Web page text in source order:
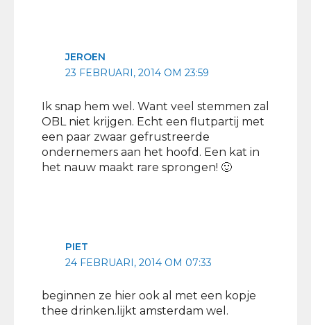
JEROEN
23 FEBRUARI, 2014 OM 23:59
Ik snap hem wel. Want veel stemmen zal
OBL niet krijgen. Echt een flutpartij met
een paar zwaar gefrustreerde
ondernemers aan het hoofd. Een kat in
het nauw maakt rare sprongen! 🙂
PIET
24 FEBRUARI, 2014 OM 07:33
beginnen ze hier ook al met een kopje
thee drinken.lijkt amsterdam wel.